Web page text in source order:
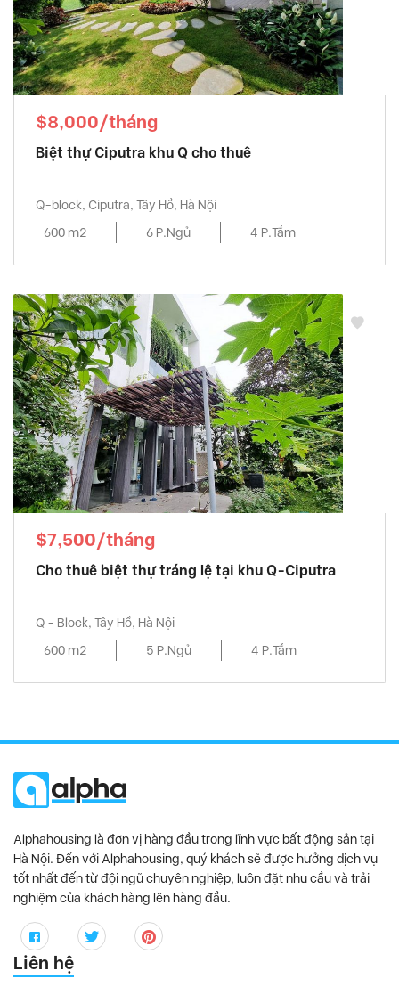
$8,000/tháng
Biệt thự Ciputra khu Q cho thuê
Q-block, Ciputra, Tây Hồ, Hà Nội
600 m2
6 P.Ngủ 4 P.Tắm
$7,500/tháng
Cho thuê biệt thự tráng lệ tại khu Q-Ciputra
Q - Block, Tây Hồ, Hà Nội
600 m2
5 P.Ngủ 4 P.Tắm
Alphahousing là đơn vị hàng đầu trong lĩnh vực bất động sản tại
Hà Nội. Đến với Alphahousing, quý khách sẽ được hưởng dịch vụ
tốt nhất đến từ đội ngũ chuyên nghiệp, luôn đặt nhu cầu và trải
nghiệm của khách hàng lên hàng đầu.
Liên hệ